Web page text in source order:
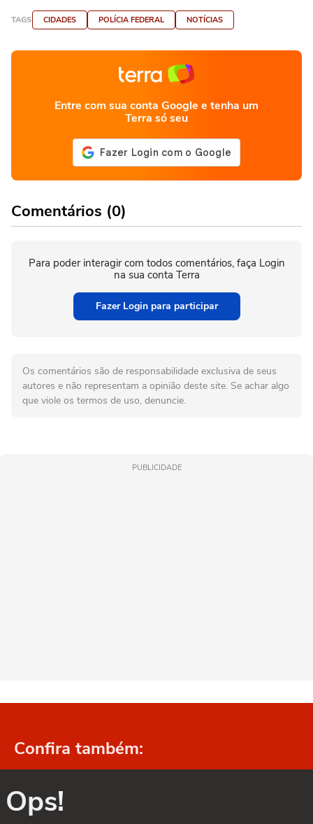
TAGS CIDADES POLÍCIA FEDERAL NOTÍCIAS
Entre com sua conta Google e tenha um
Terra só seu
Comentários (0)
Para poder interagir com todos comentários, faça Login
na sua conta Terra
Fazer Login para participar
Os comentários são de responsabilidade exclusiva de seus
autores e não representam a opinião deste site. Se achar algo
que viole os termos de uso, denuncie.
PUBLICIDADE
Confira também:
Ops!